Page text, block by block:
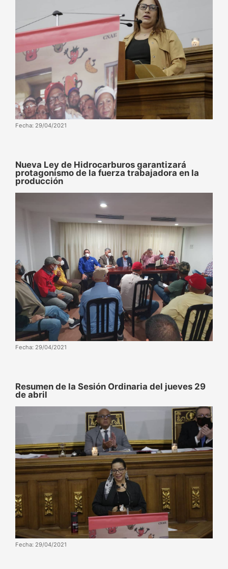
Fecha: 29/04/2021
Nueva Ley de Hidrocarburos garantizará
protagonismo de la fuerza trabajadora en la
producción
Fecha: 29/04/2021
Resumen de la Sesión Ordinaria del jueves 29
de abril
Fecha: 29/04/2021